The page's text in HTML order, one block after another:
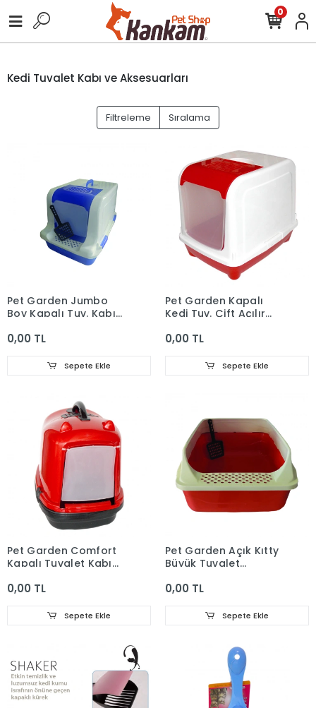
0
Kedi Tuvalet Kabı ve Aksesuarları
Filtreleme Sıralama
Pet Garden Jumbo
Boy Kapalı Tuv. Kabı
0,00 TL
Sepete Ekle
Pet Garden Kapalı
Kedi Tuv. Çift Açılır
0,00 TL
Sepete Ekle
Pet Garden Comfort
Kapalı Tuvalet Kabı
0,00 TL
Sepete Ekle
Pet Garden Açık Kıtty
Büyük Tuvalet
0,00 TL
Sepete Ekle